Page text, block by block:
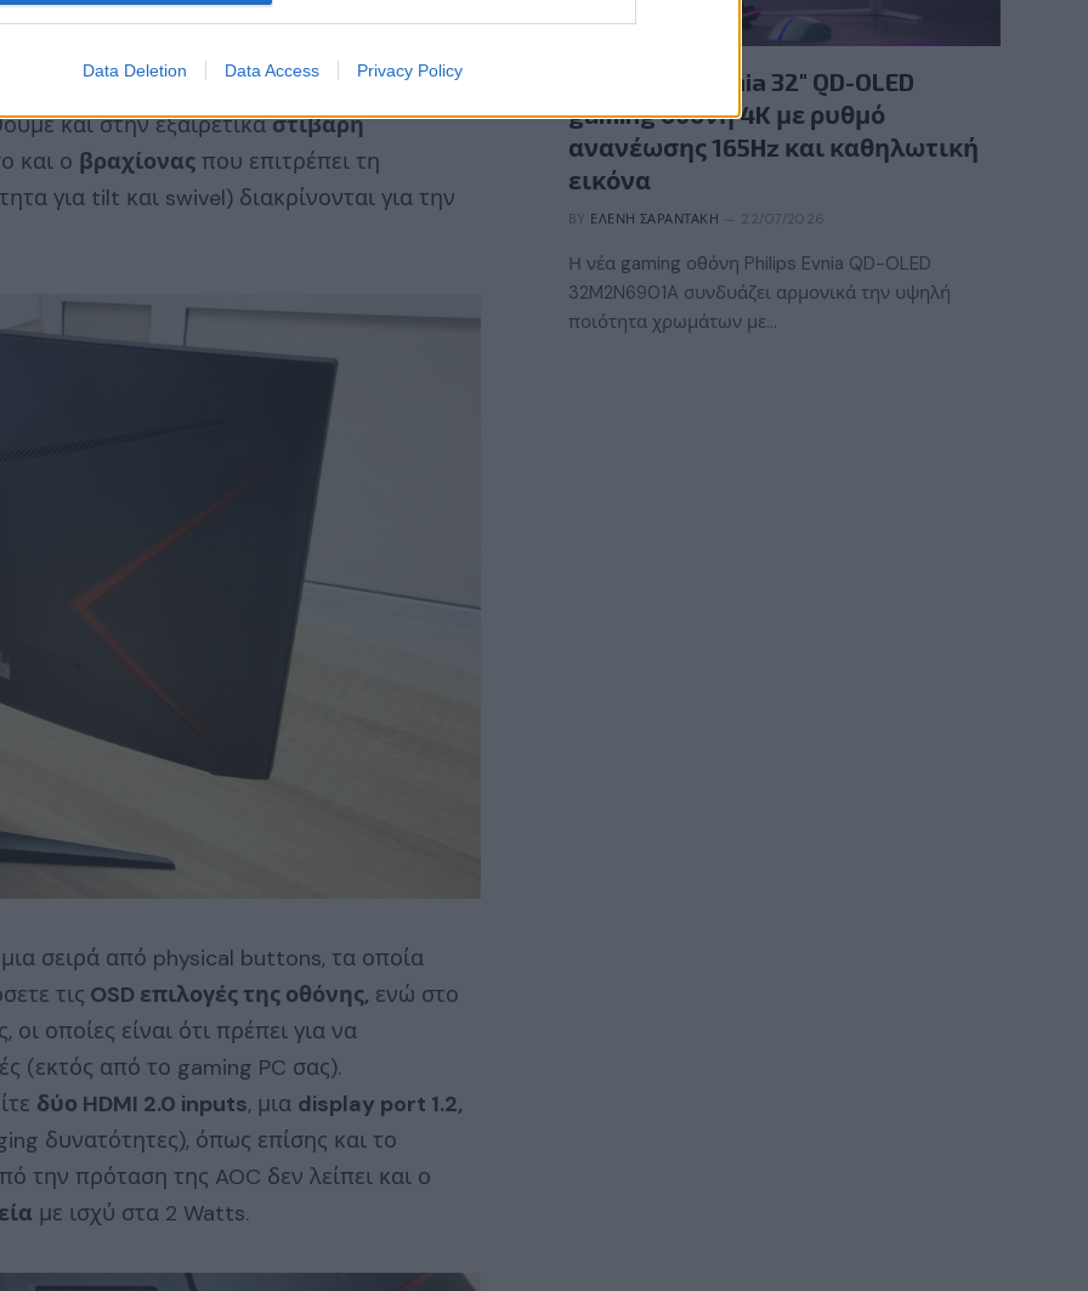
Data Deletion Data Access Privacy Policy
θέασης στα gaming sessions τους και
Με
AOC αν μη τι άλλο συγκαταλέγεται στα
και στην εξαιρετικάστιβαρή
και ο βραχίονας που επιτρέπει τη
για tilt και swivel) διακρίνονται για την
σειρά από physical buttons, τα οποία
τις OSD επιλογές της οθόνης, ενώ στο
οποίες είναι ότι πρέπει για να
(εκτός από το gaming PC σας).
δύο HDMI 2.0 inputs, μια display port 1.2,
δυνατότητες), όπως επίσης και το
την πρόταση της AOC δεν λείπει και ο
με ισχύ στα 2 Watts.
Νέα Philips Evnia 32″ QD-OLED
gaming οθόνη 4K με ρυθμό
ανανέωσης 165Hz και καθηλωτική
εικόνα
BY ΕΛΈΝΗ ΣΑΡΑΝΤΆΚΗ 22/07/2026
Η νέα gaming οθόνη Philips Evnia QD-OLED
32M2N6901A συνδυάζει αρμονικά την υψηλή
ποιότητα χρωμάτων με…